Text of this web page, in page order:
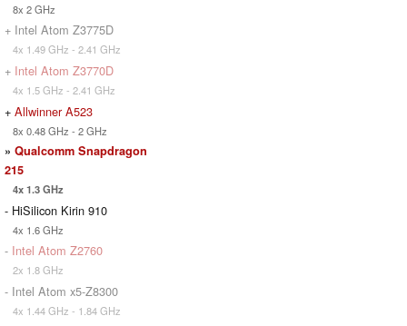
8x 2 GHz
+ Intel Atom Z3775D
4x 1.49 GHz - 2.41 GHz
+ Intel Atom Z3770D
4x 1.5 GHz - 2.41 GHz
+ Allwinner A523
8x 0.48 GHz - 2 GHz
» Qualcomm Snapdragon
215
4x 1.3 GHz
- HiSilicon Kirin 910
4x 1.6 GHz
- Intel Atom Z2760
2x 1.8 GHz
- Intel Atom x5-Z8300
4x 1.44 GHz - 1.84 GHz